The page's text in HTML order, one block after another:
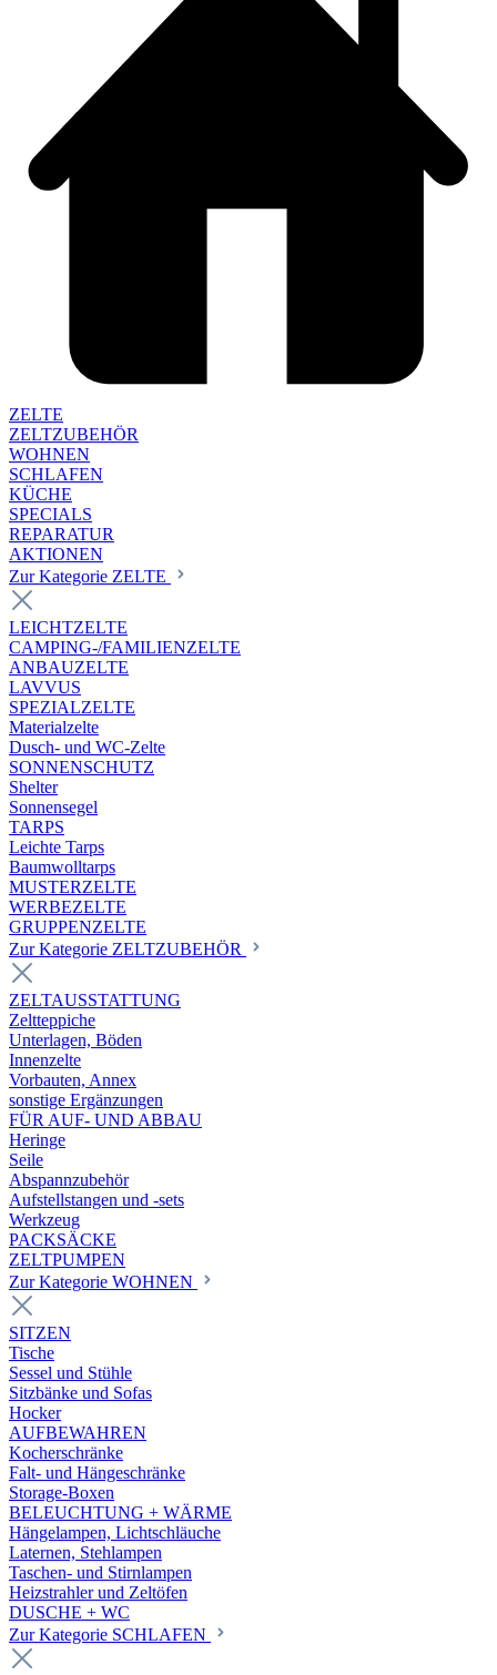
ZELTE
ZELTZUBEHÖR
WOHNEN
SCHLAFEN
KÜCHE
SPECIALS
REPARATUR
AKTIONEN
Zur Kategorie ZELTE
LEICHTZELTE
CAMPING-/FAMILIENZELTE
ANBAUZELTE
LAVVUS
SPEZIALZELTE
Materialzelte
Dusch- und WC-Zelte
SONNENSCHUTZ
Shelter
Sonnensegel
TARPS
Leichte Tarps
Baumwolltarps
MUSTERZELTE
WERBEZELTE
GRUPPENZELTE
Zur Kategorie ZELTZUBEHÖR
ZELTAUSSTATTUNG
Zeltteppiche
Unterlagen, Böden
Innenzelte
Vorbauten, Annex
sonstige Ergänzungen
FÜR AUF- UND ABBAU
Heringe
Seile
Abspannzubehör
Aufstellstangen und -sets
Werkzeug
PACKSÄCKE
ZELTPUMPEN
Zur Kategorie WOHNEN
SITZEN
Tische
Sessel und Stühle
Sitzbänke und Sofas
Hocker
AUFBEWAHREN
Kocherschränke
Falt- und Hängeschränke
Storage-Boxen
BELEUCHTUNG + WÄRME
Hängelampen, Lichtschläuche
Laternen, Stehlampen
Taschen- und Stirnlampen
Heizstrahler und Zeltöfen
DUSCHE + WC
Zur Kategorie SCHLAFEN